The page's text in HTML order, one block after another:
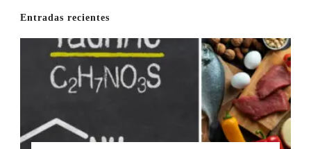
Entradas recientes